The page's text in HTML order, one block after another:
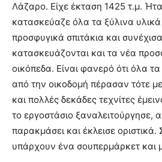
Λάζαρο. Είχε έκταση 1425 τ.μ.
κατασκεύαζε όλα τα ξύλινα
προσφυγικά σπιτάκια και
κατασκευάζονται και τα νέα
οικόπεδα. Είναι φανερό ότι όλα
από την οικοδομή πέρασαν τότε
και πολλές δεκάδες τεχνίτες
το εργοστάσιο ξαναλειτούργησε,
παρακμάσει και έκλεισε
υπάρχουν ένα σουπερμάρκετ και